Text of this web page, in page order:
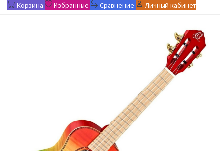
Корзина
Избранные Сравнение Личный кабинет